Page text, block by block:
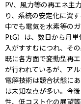
PV、風力等の再エネ主
り、系統の安定化に資
中でも電気を水素等の
PtG）は、数日から月
入がすすむにつれ、そ
既に各方面で変動型再
が行われているが、ア
電解技術は競合状態に
は未知な点が多い。今
性、低コスト化の展望